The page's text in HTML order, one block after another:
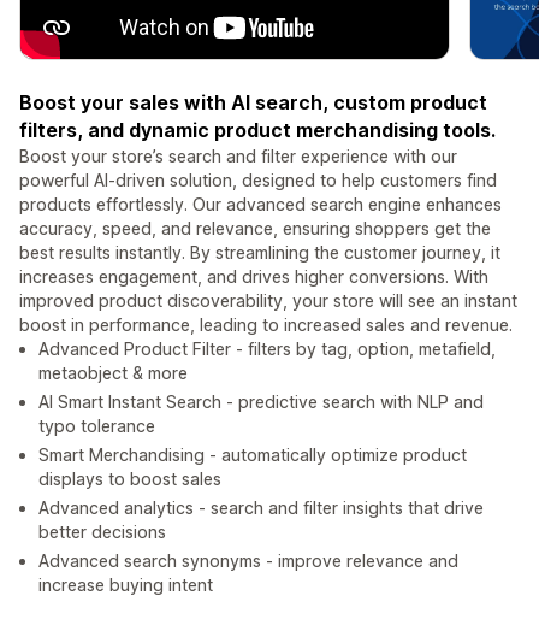
Boost your sales with AI search, custom product
filters, and dynamic product merchandising tools.
Boost your store’s search and filter experience with our
powerful AI-driven solution, designed to help customers find
products effortlessly. Our advanced search engine enhances
accuracy, speed, and relevance, ensuring shoppers get the
best results instantly. By streamlining the customer journey, it
increases engagement, and drives higher conversions. With
improved product discoverability, your store will see an instant
boost in performance, leading to increased sales and revenue.
Advanced Product Filter - filters by tag, option, metafield,
metaobject & more
AI Smart Instant Search - predictive search with NLP and
typo tolerance
Smart Merchandising - automatically optimize product
displays to boost sales
Advanced analytics - search and filter insights that drive
better decisions
Advanced search synonyms - improve relevance and
increase buying intent